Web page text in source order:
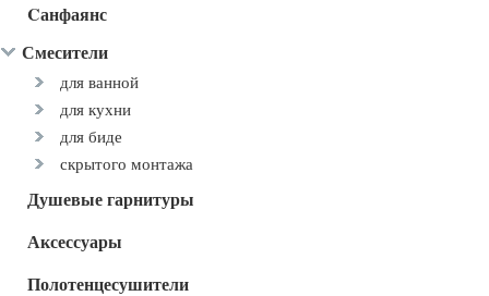
Cанфаянс
Смесители
для ванной
для кухни
для биде
скрытого монтажа
Душевые гарнитуры
Аксессуары
Полотенцесушители